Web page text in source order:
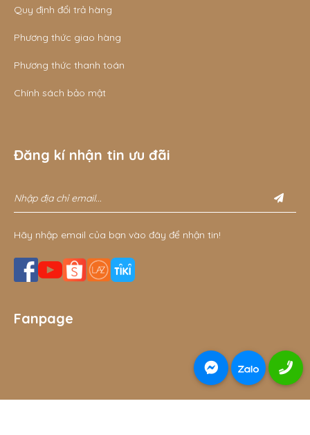
Quy định đổi trả hàng
Phương thức giao hàng
Phương thức thanh toán
Chính sách bảo mật
Đăng kí nhận tin ưu đãi
Hãy nhập email của bạn vào đây để nhận tin!
Fanpage